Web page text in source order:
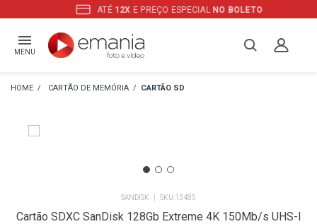
ATÉ12X E PREÇO ESPECIALNO BOLETO
MENU
CARTÃO DE MEMÓRIA CARTÃO SD
SANDISK 13485
Cartão SDXC SanDisk 128Gb Extreme 4K 150Mb/s UHS-I